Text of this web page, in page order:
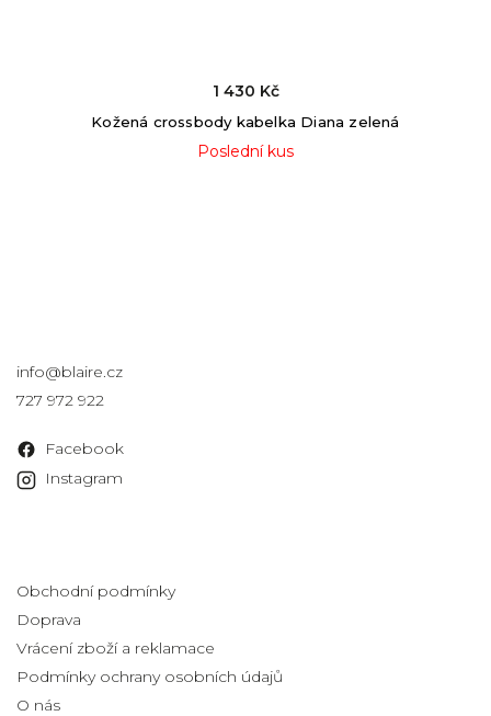
Kožená crossbody kabelka Diana zelená
Poslední kus
1 430 Kč
info@blaire.cz
727 972 922
Facebook
Instagram
Obchodní podmínky
Doprava
Vrácení zboží a reklamace
Podmínky ochrany osobních údajů
O nás